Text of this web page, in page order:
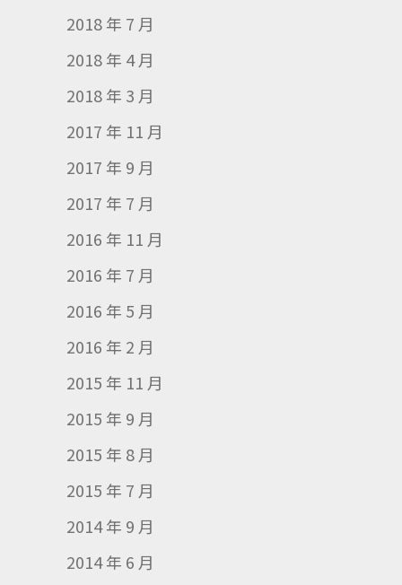
2018 年 7 月
2018 年 4 月
2018 年 3 月
2017 年 11 月
2017 年 9 月
2017 年 7 月
2016 年 11 月
2016 年 7 月
2016 年 5 月
2016 年 2 月
2015 年 11 月
2015 年 9 月
2015 年 8 月
2015 年 7 月
2014 年 9 月
2014 年 6 月